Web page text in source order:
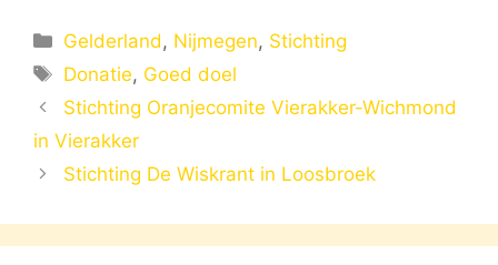
Categorieën
Gelderland, Nijmegen, Stichting
Tags
Donatie, Goed doel
Stichting Oranjecomite Vierakker-Wichmond
in Vierakker
Stichting De Wiskrant in Loosbroek